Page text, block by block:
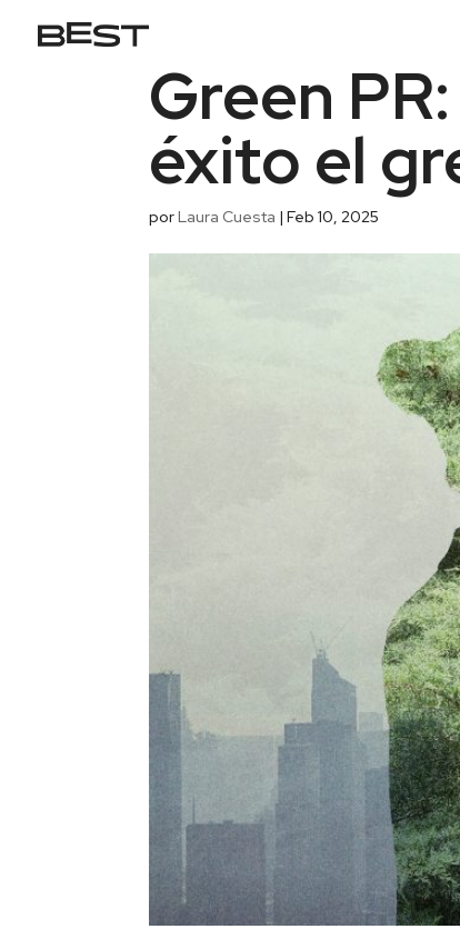
Green
éxito el
porLaura Cuesta |Feb 10, 2025